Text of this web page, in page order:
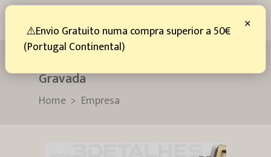
Gravada
Home Empresa
×
⚠️Envio Gratuito numa compra superior a 50€
(Portugal Continental)